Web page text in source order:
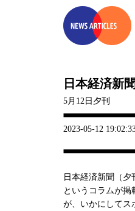
日本経済新
5月12日夕刊
2023-05-12
日本経済新聞（夕
というコラムが
が、いかにしてス